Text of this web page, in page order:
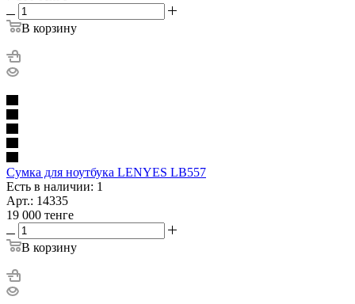
В корзину
Сумка для ноутбука LENYES LB557
Есть в наличии: 1
Арт.: 14335
19 000 тенге
В корзину